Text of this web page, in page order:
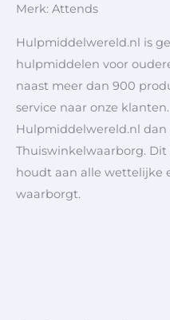
Merk: Attends
Hulpmiddelwereld.nl is
hulpmiddelen voor
naast meer dan 900
service naar onze klanten.
Hulpmiddelwereld.nl
Thuiswinkelwaarborg.
houdt aan alle wettelijke
waarborgt.